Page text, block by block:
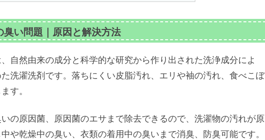
い問題｜原因と解決方法
自然由来の成分と科学的な研究から作り出された洗浄成分によ
洗濯洗剤です。落ちにくい皮脂汚れ、エリや袖の汚れ、食べこぼ
す。
の原因菌、原因菌のエサまで除去できるので、洗濯物の汚れが原
や乾燥中の臭い、衣類の着用中の臭いまで消臭、防臭可能です。